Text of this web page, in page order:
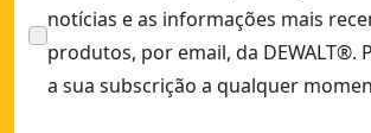
notícias e as informações mais
produtos, por email, da DEWALT®.
a sua subscrição a qualquer